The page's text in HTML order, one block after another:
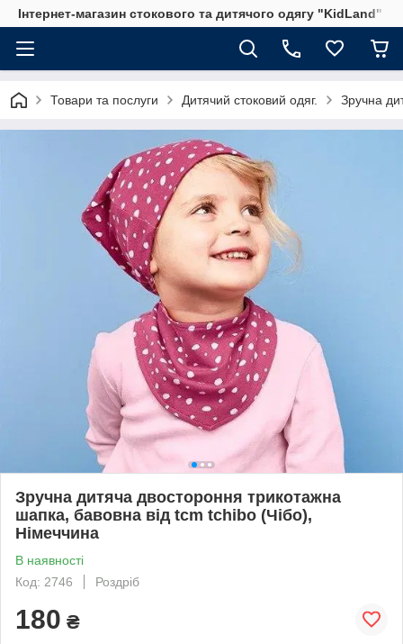
Інтернет-магазин стокового та дитячого одягу "KidLand"
Товари та послуги Дитячий стоковий одяг. Зручна
Зручна дитяча двостороння трикотажна
шапка, бавовна від tcm tchibo (Чібо),
Німеччина
В наявності
Код: 2746
Роздріб
180 ₴